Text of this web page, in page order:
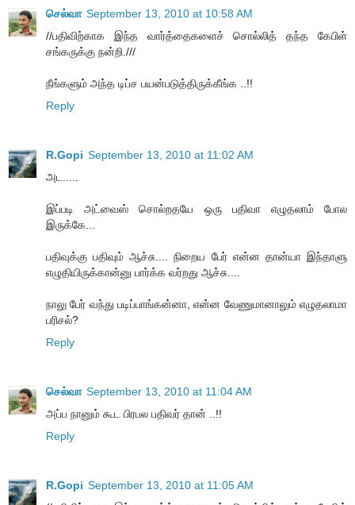
செல்வா September 13, 2010 at 10:58 AM
//பதிவிற்காக இந்த வார்த்தைகளைச் சொல்லித் தந்த கேபிள்
சங்கருக்கு நன்றி.///
நீங்களும் அந்த டிப்ச பயன்படுத்திருக்கீங்க ..!!
Reply
R.Gopi September 13, 2010 at 11:02 AM
அட.....
இப்படி அட்வைஸ் சொல்றதயே ஒரு பதிவா எழுதலாம் போல
இருக்கே...
பதிவுக்கு பதிவும் ஆச்சு.... நிறைய பேர் என்ன தான்யா இந்தாளு
எழுதியிருக்கான்னு பார்க்க வர்றது ஆச்சு....
நாலு பேர் வந்து படிப்பாங்கன்னா, என்ன வேணுமானாலும் எழுதலாமா
பரிசல்?
Reply
செல்வா September 13, 2010 at 11:04 AM
அப்ப நானும் கூட பிரபல பதிவர் தான் ..!!
Reply
R.Gopi September 13, 2010 at 11:05 AM